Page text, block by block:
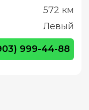
572 км
Левый
999-44-88